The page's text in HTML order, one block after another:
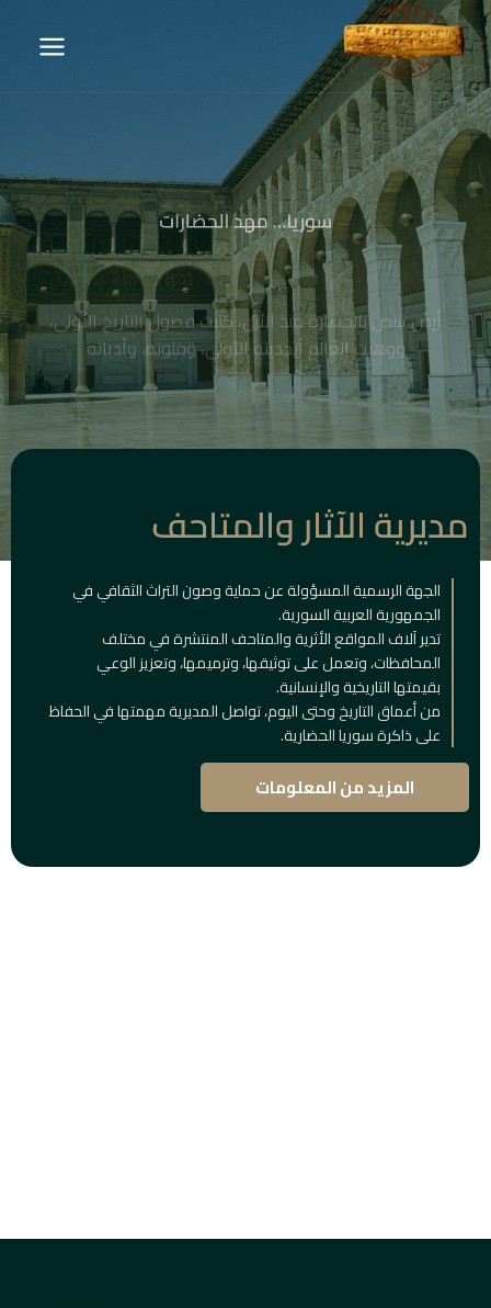
سوريا… مهد الحضارات
أرضٌ تنبض بالحضارة منذ الأزل، كتبت فصول التاريخ الأولى،
ووهبت العالم أبجديته الأولى، وفنونه، وأديانه
مديرية الآثار والمتاحف
الجهة الرسمية المسؤولة عن حماية وصون التراث الثقافي في
الجمهورية العربية السورية.
تدير آلاف المواقع الأثرية والمتاحف المنتشرة في مختلف
المحافظات، وتعمل على توثيقها، وترميمها، وتعزيز الوعي
بقيمتها التاريخية والإنسانية.
من أعماق التاريخ وحتى اليوم، تواصل المديرية مهمتها في الحفاظ
على ذاكرة سوريا الحضارية.
المزيد من المعلومات